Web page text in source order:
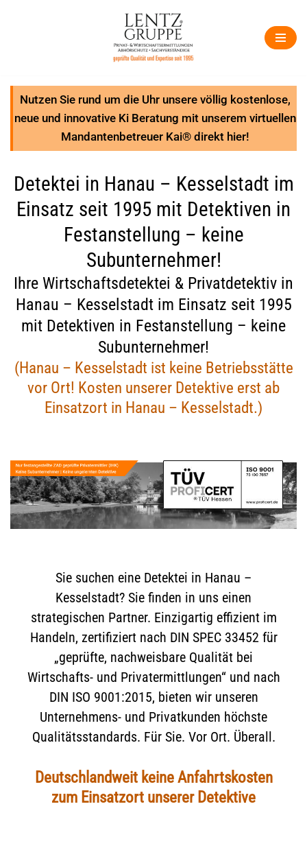
Nutzen Sie rund um die Uhr unsere völlig kostenlose,
neue und innovative Ki Beratung mit unserem virtuellen
Mandantenbetreuer Kai® direkt hier!
Detektei in Hanau – Kesselstadt im
Einsatz seit 1995 mit Detektiven in
Festanstellung – keine
Subunternehmer!
Ihre Wirtschaftsdetektei & Privatdetektiv in
Hanau – Kesselstadt im Einsatz seit 1995
mit Detektiven in Festanstellung – keine
Subunternehmer!
(Hanau – Kesselstadt ist keine Betriebsstätte
vor Ort! Kosten unserer Detektive erst ab
Einsatzort in Hanau – Kesselstadt.)
Sie suchen eine Detektei in Hanau –
Kesselstadt? Sie finden in uns einen
strategischen Partner. Einzigartig effizient im
Handeln, zertifiziert nach DIN SPEC 33452 für
„geprüfte, nachweisbare Qualität bei
Wirtschafts- und Privatermittlungen“ und nach
DIN ISO 9001:2015, bieten wir unseren
Unternehmens- und Privatkunden höchste
Qualitätsstandards. Für Sie. Vor Ort. Überall.
Deutschlandweit keine Anfahrtskosten
zum Einsatzort unserer Detektive